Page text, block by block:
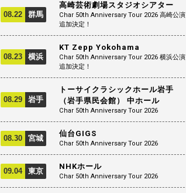
08.22 群馬
高崎芸術劇場スタジオシアター
Char 50th Anniversary Tour 2026 高崎公演
追加決定！
08.23 横浜
KT Zepp Yokohama
Char 50th Anniversary Tour 2026 横浜公演
追加決定！
08.29 岩手
トーサイクラシックホール岩手
（岩手県民会館） 中ホール
Char 50th Anniversary Tour 2026
08.30 宮城 仙台GIGS
Char 50th Anniversary Tour 2026
09.04 東京 NHKホール
Char 50th Anniversary Tour 2026